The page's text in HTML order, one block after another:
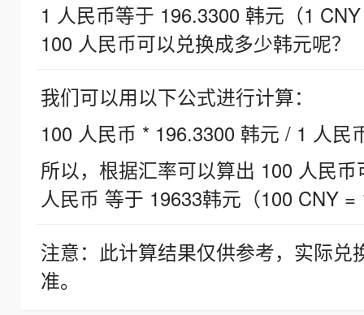
1 人民币等于 196.3300 韩元（1
100 人民币可以兑换成多少韩元呢？
我们可以用以下公式进行计算：
100 人民币 * 196.3300 韩元 / 1 人民
所以，根据汇率可以算出 100 人民
人民币 等于 19633韩元（100 CNY =
注意：此计算结果仅供参考，实际
准。